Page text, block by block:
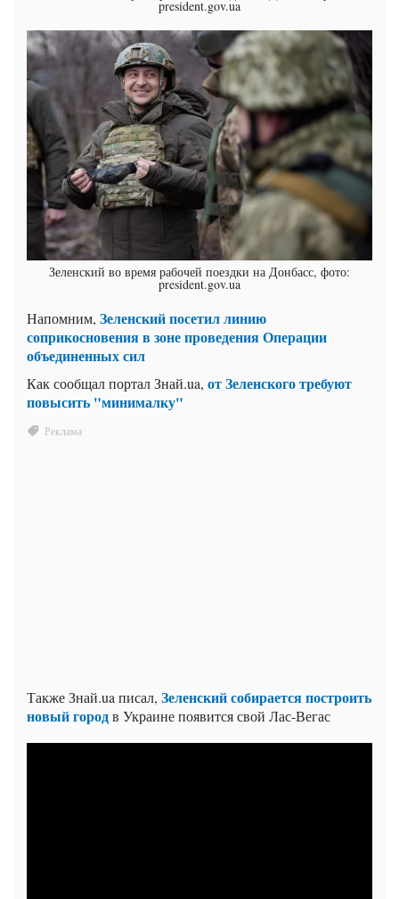
president.gov.ua
Зеленский во время рабочей поездки на Донбасс, фото:
president.gov.ua
Напомним, Зеленский посетил линию
соприкосновения в зоне проведения Операции
объединенных сил
Как сообщал портал Знай.ua, от Зеленского требуют
повысить "минималку"
Также Знай.ua писал, Зеленский собирается построить
новый городв Украине появится свой Лас-Вегас